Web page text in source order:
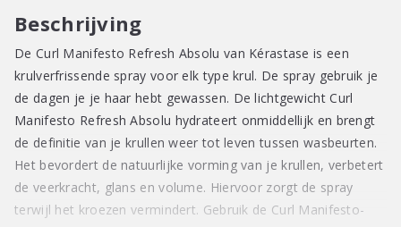
aantal
Beschrijving
De Curl Manifesto Refresh Absolu van Kérastase is een
krulverfrissende spray voor elk type krul. De spray gebruik je
de dagen je je haar hebt gewassen. De lichtgewicht Curl
Manifesto Refresh Absolu hydrateert onmiddellijk en brengt
de definitie van je krullen weer tot leven tussen wasbeurten.
Het bevordert de natuurlijke vorming van je krullen, verbetert
de veerkracht, glans en volume. Hiervoor zorgt de spray
terwijl het kroezen vermindert. Gebruik de Curl Manifesto-